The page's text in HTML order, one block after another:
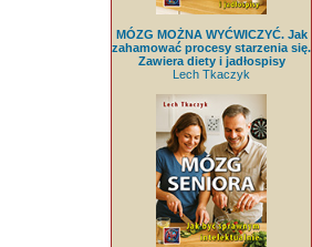
MÓZG MOŻNA WYĆWICZYĆ. Jak
zahamować procesy starzenia się.
Zawiera diety i jadłospisy
Lech Tkaczyk